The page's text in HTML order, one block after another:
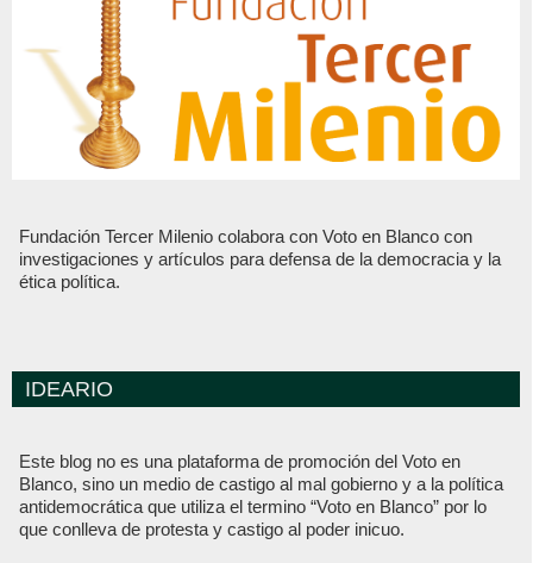
Fundación Tercer Milenio colabora con Voto en Blanco con
investigaciones y artículos para defensa de la democracia y la
ética política.
IDEARIO
Este blog no es una plataforma de promoción del Voto en
Blanco, sino un medio de castigo al mal gobierno y a la política
antidemocrática que utiliza el termino “Voto en Blanco” por lo
que conlleva de protesta y castigo al poder inicuo.